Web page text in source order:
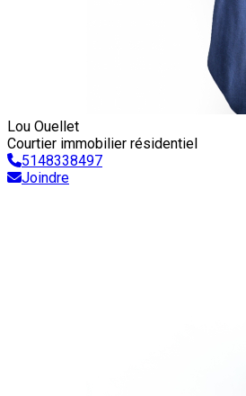
Lou Ouellet
Courtier immobilier résidentiel
5148338497
Joindre